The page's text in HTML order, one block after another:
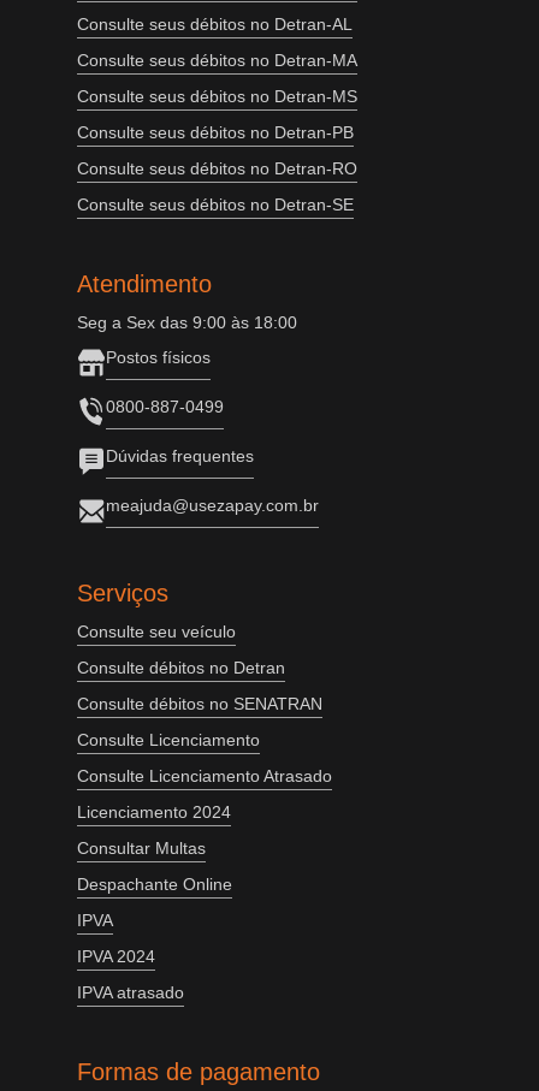
Consulte seus débitos no Detran-AL
Consulte seus débitos no Detran-MA
Consulte seus débitos no Detran-MS
Consulte seus débitos no Detran-PB
Consulte seus débitos no Detran-RO
Consulte seus débitos no Detran-SE
Atendimento
Seg a Sex das 9:00 às 18:00
Postos físicos
0800-887-0499
Dúvidas frequentes
meajuda@usezapay.com.br
Serviços
Consulte seu veículo
Consulte débitos no Detran
Consulte débitos no SENATRAN
Consulte Licenciamento
Consulte Licenciamento Atrasado
Licenciamento 2024
Consultar Multas
Despachante Online
IPVA
IPVA 2024
IPVA atrasado
Formas de pagamento